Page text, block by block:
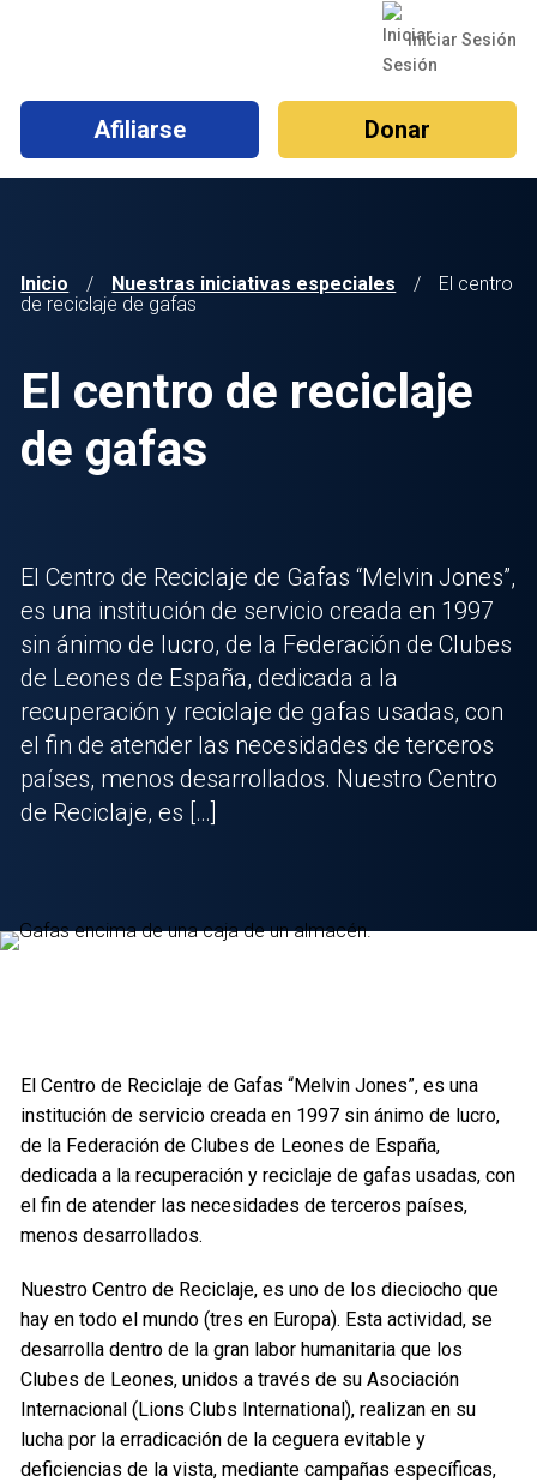
Iniciar Sesión
Afiliarse Donar
Inicio / Nuestras iniciativas especiales /
El centro
de reciclaje de gafas
El centro de reciclaje
de gafas
El Centro de Reciclaje de Gafas “Melvin Jones”,
es una institución de servicio creada en 1997
sin ánimo de lucro, de la Federación de Clubes
de Leones de España, dedicada a la
recuperación y reciclaje de gafas usadas, con
el fin de atender las necesidades de terceros
países, menos desarrollados. Nuestro Centro
de Reciclaje, es […]
El Centro de Reciclaje de Gafas “Melvin Jones”, es una
institución de servicio creada en 1997 sin ánimo de lucro,
de la Federación de Clubes de Leones de España,
dedicada a la recuperación y reciclaje de gafas usadas, con
el fin de atender las necesidades de terceros países,
menos desarrollados.
Nuestro Centro de Reciclaje, es uno de los dieciocho que
hay en todo el mundo (tres en Europa). Esta actividad, se
desarrolla dentro de la gran labor humanitaria que los
Clubes de Leones, unidos a través de su Asociación
Internacional (Lions Clubs International), realizan en su
lucha por la erradicación de la ceguera evitable y
deficiencias de la vista, mediante campañas específicas,